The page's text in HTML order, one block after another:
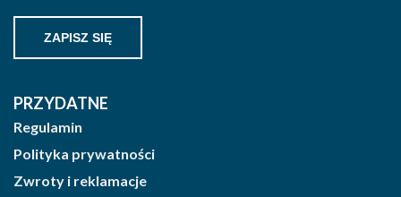
PRZYDATNE
Regulamin
Polityka prywatności
Zwroty i reklamacje